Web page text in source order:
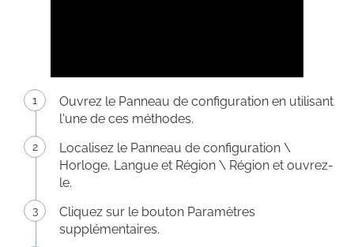
Ouvrez le Panneau de configuration en utilisant
l'une de ces méthodes.
Localisez le Panneau de configuration \
Horloge, Langue et Région \ Région et ouvrez-
le.
Cliquez sur le bouton Paramètres
supplémentaires.